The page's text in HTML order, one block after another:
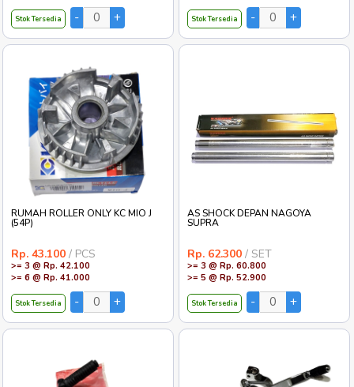
Stok Tersedia Stok Tersedia
RUMAH ROLLER ONLY KC MIO J
(54P)
Rp. 43.100 / PCS
>= 3 @ Rp. 42.100
>= 6 @ Rp. 41.000
Stok Tersedia
AS SHOCK DEPAN NAGOYA
SUPRA
Rp. 62.300 / SET
>= 3 @ Rp. 60.800
>= 5 @ Rp. 52.900
Stok Tersedia